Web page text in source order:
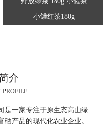
小罐红茶180g
介
PROFILE
是一家专注于原生态高山绿
产品的现代化农业企业。